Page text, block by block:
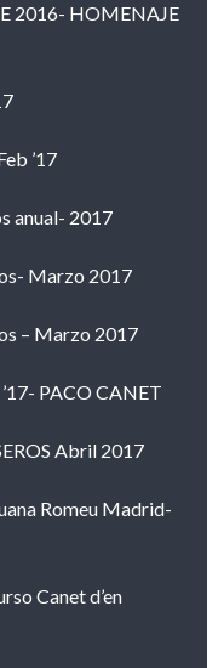
2016- HOMENAJE
’17
anual- 2017
Marzo 2017
– Marzo 2017
PACO CANET
Abril 2017
Romeu Madrid-
Canet d’en